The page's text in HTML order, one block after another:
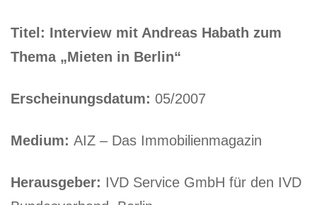
Titel: Interview mit Andreas Habath zum
Thema „Mieten in Berlin“
Erscheinungsdatum: 05/2007
Medium: AIZ – Das Immobilienmagazin
Herausgeber: IVD Service GmbH für den IVD